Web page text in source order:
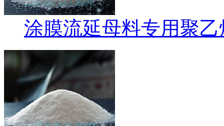
涂膜流延母料专用聚乙